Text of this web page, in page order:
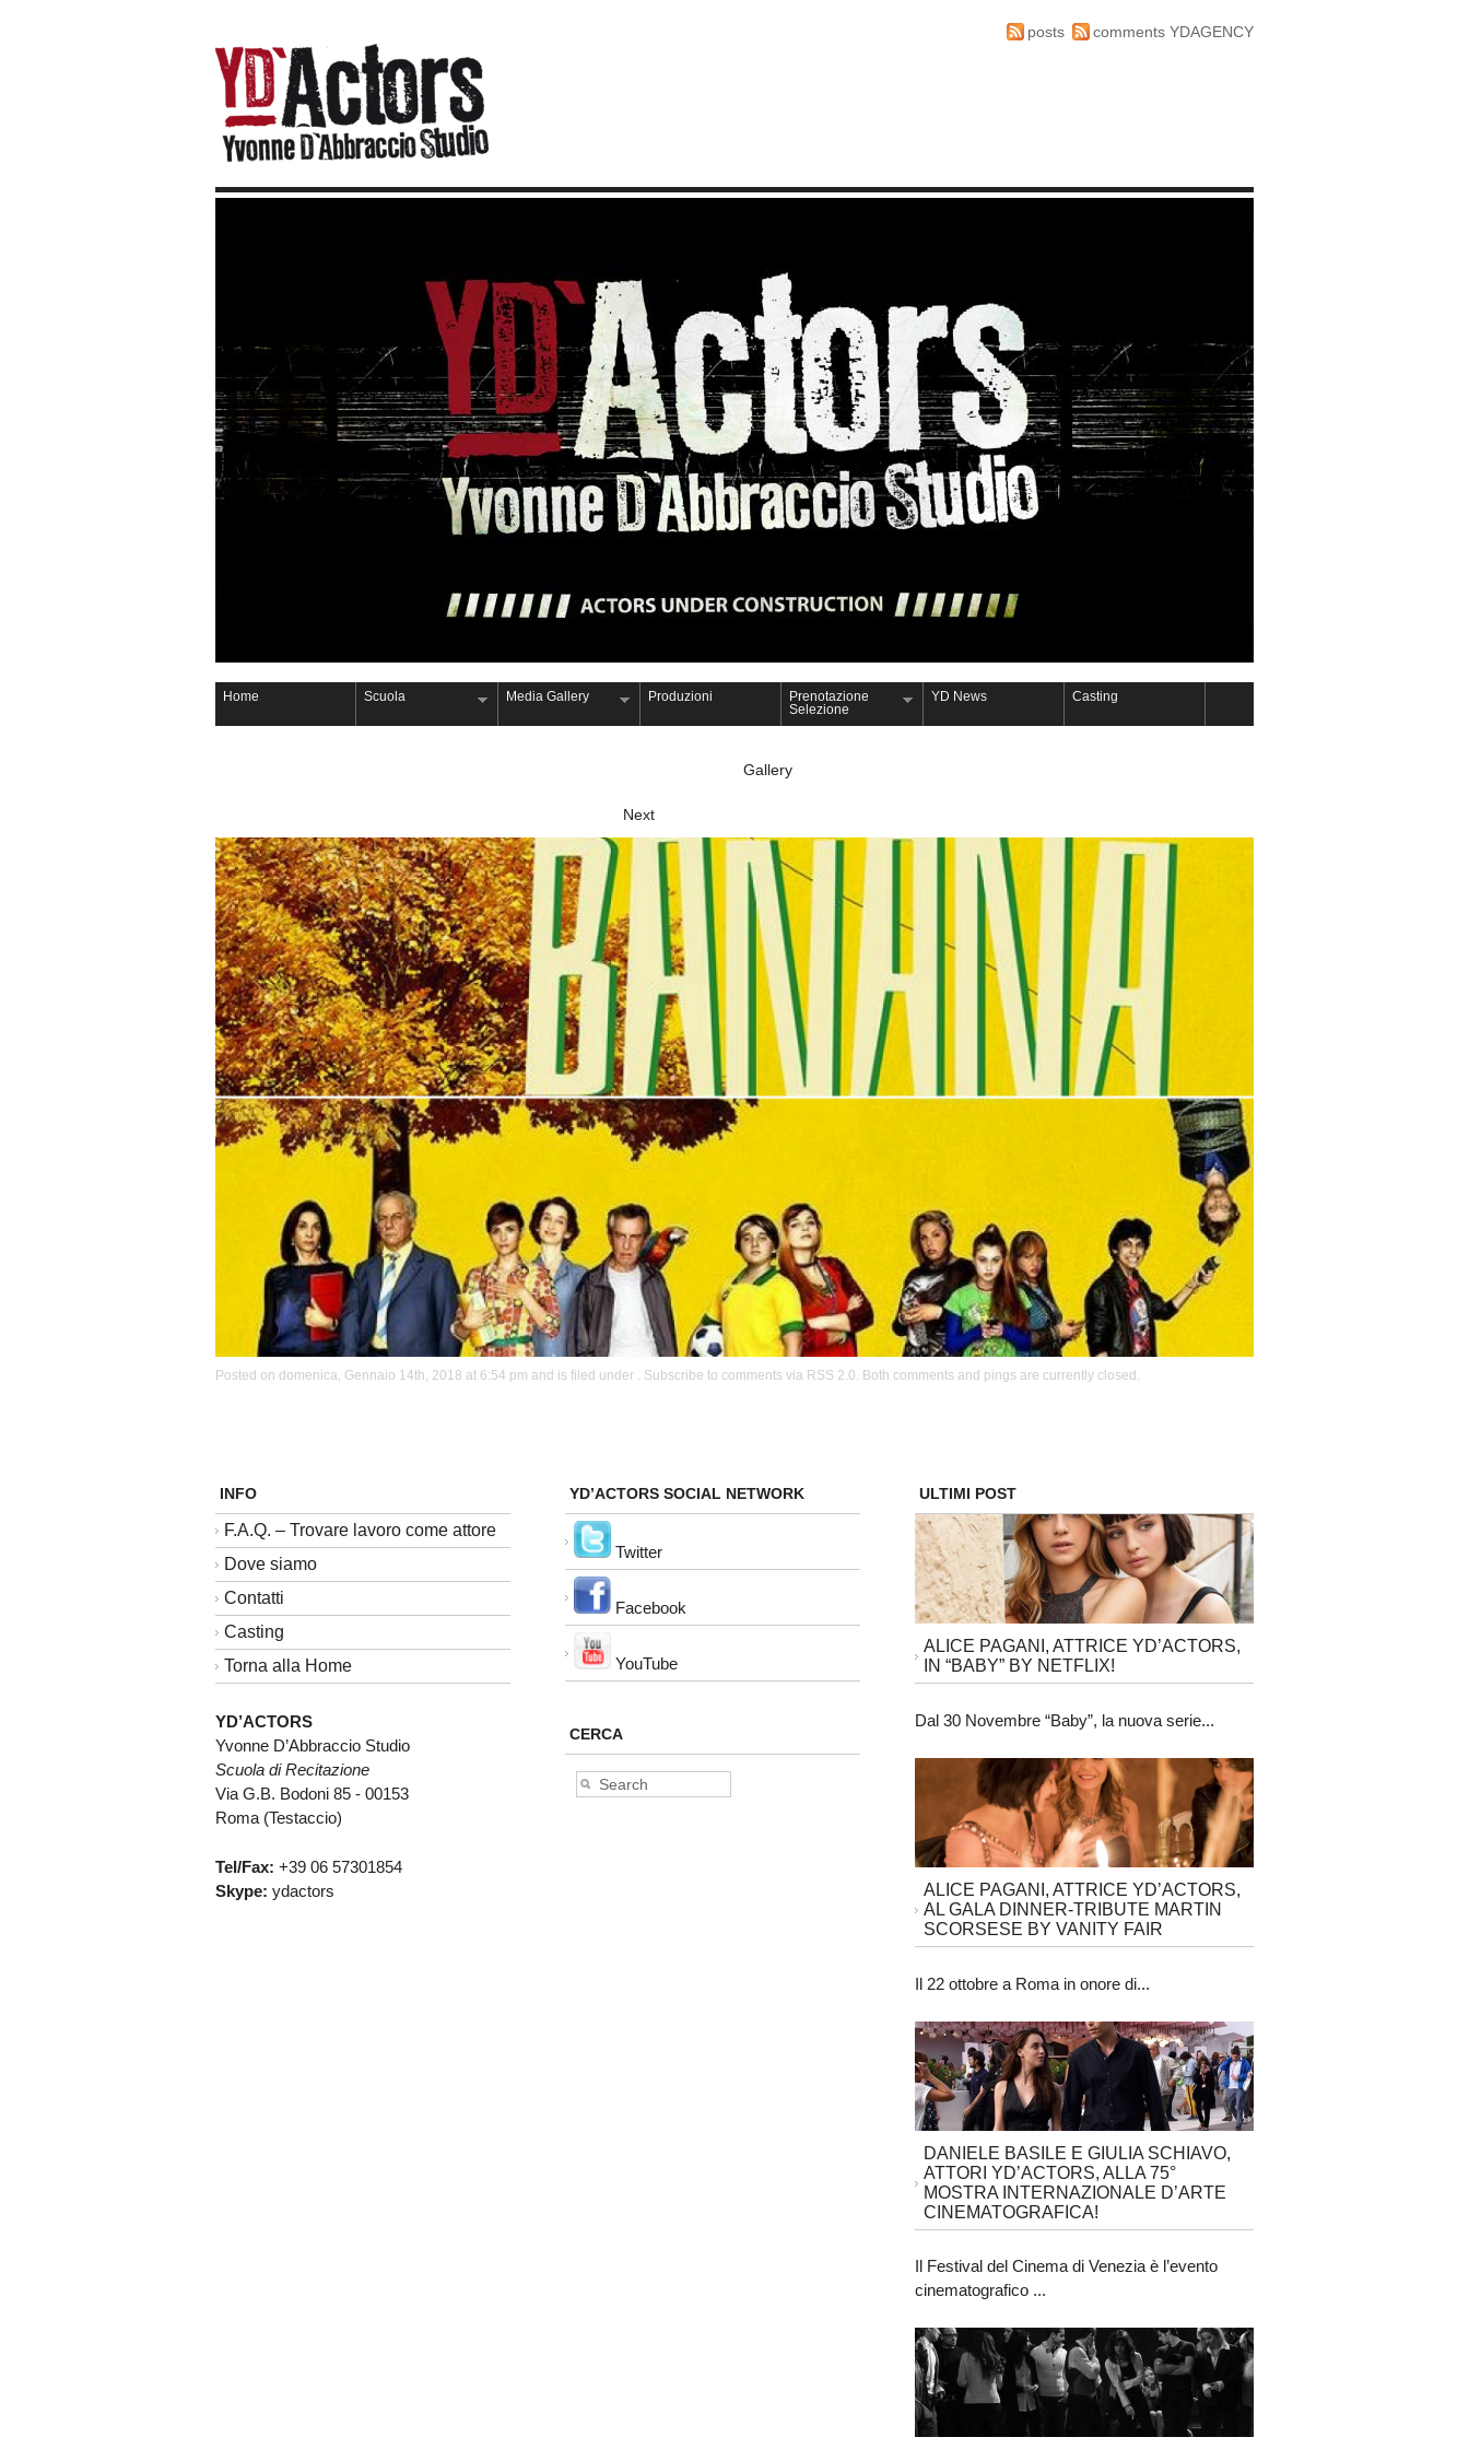
posts comments YDAGENCY
Home Scuola Media Gallery Produzioni
Prenotazione
Selezione
YD News Casting
Gallery
Next
Posted on domenica, Gennaio 14th, 2018 at 6:54 pm and is filed under . Subscribe to comments via RSS 2.0 . Both comments and pings are currently closed.
INFO
F.A.Q. – Trovare lavoro come attore
Dove siamo
Contatti
Casting
Torna alla Home
YD’ACTORS
Yvonne D’Abbraccio Studio
Scuola di Recitazione
Via G.B. Bodoni 85 - 00153
Roma (Testaccio)
Tel/Fax: +39 06 57301854
Skype: ydactors
YD’ACTORS SOCIAL NETWORK
Twitter
Facebook
YouTube
CERCA
ULTIMI POST
ALICE PAGANI, ATTRICE YD’ACTORS,
IN “BABY” BY NETFLIX!
Dal 30 Novembre “Baby”, la nuova serie...
ALICE PAGANI, ATTRICE YD’ACTORS,
AL GALA DINNER-TRIBUTE MARTIN
SCORSESE BY VANITY FAIR
Il 22 ottobre a Roma in onore di...
DANIELE BASILE E GIULIA SCHIAVO,
ATTORI YD’ACTORS, ALLA 75°
MOSTRA INTERNAZIONALE D’ARTE
CINEMATOGRAFICA!
Il Festival del Cinema di Venezia è l’evento
cinematografico ...